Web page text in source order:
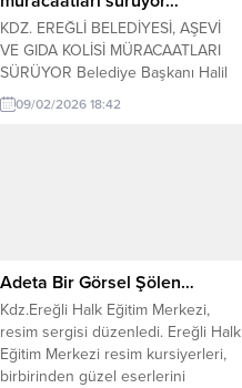
KDZ. EREĞLİ BELEDİYESİ, AŞEVİ
VE GIDA KOLİSİ MÜRACAATLARI
SÜRÜYOR Belediye Başkanı Halil
Posbıyık’ın talimatıyla Ramazan
ayında aşsız kimse kalmaması için
Sosyal Yardım İşleri Müdürü...
09/02/2026 18:42
Adeta Bir Görsel Şölen…
Kdz.Ereğli Halk Eğitim Merkezi,
resim sergisi düzenledi. Ereğli Halk
Eğitim Merkezi resim kursiyerleri,
birbirinden güzel eserlerini